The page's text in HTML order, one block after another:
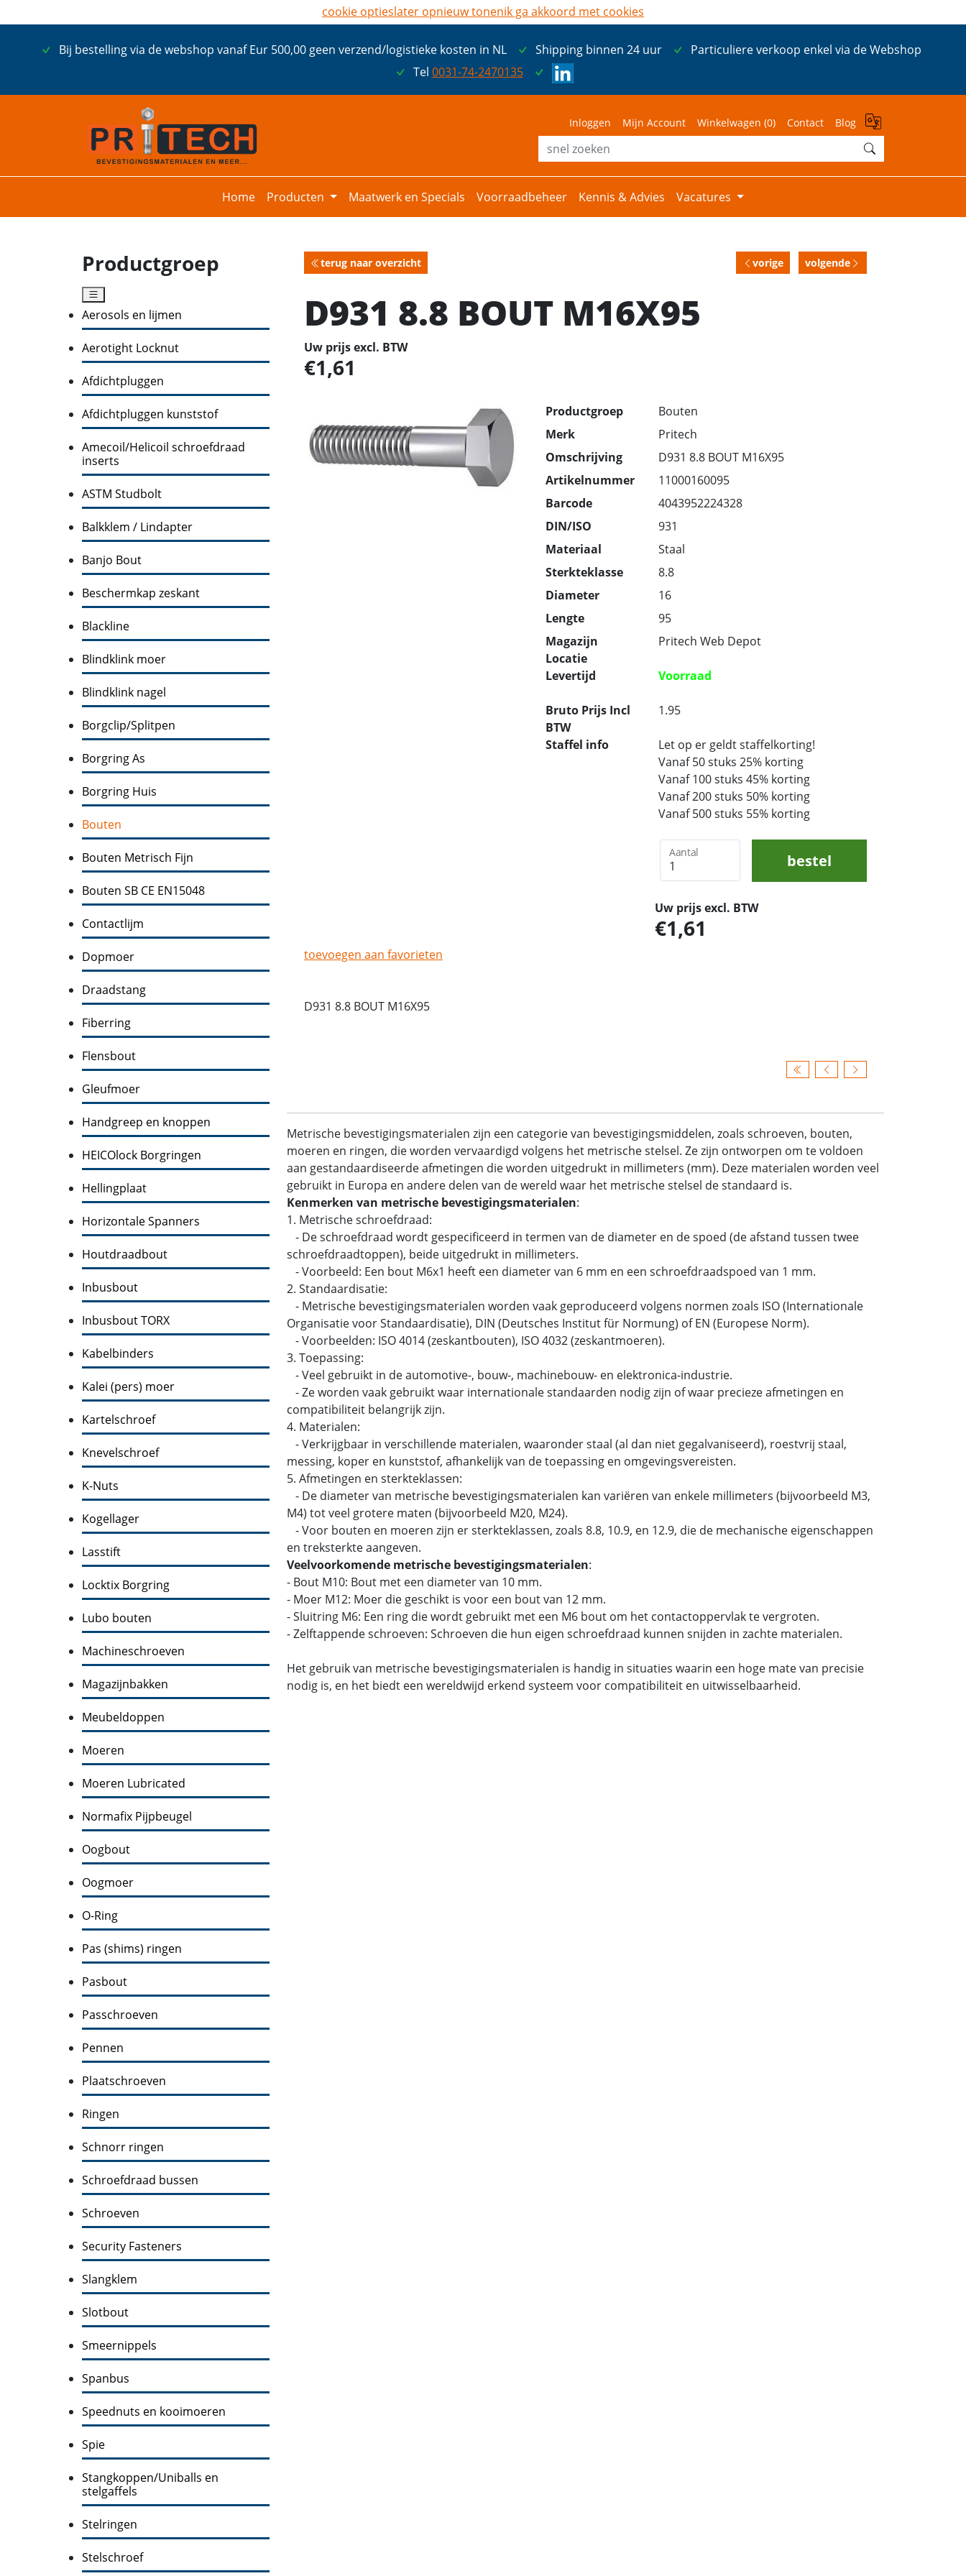
Bij bestelling via de webshop vanaf Eur 500,00 geen verzend/logistieke kosten in NL Shipping binnen 24 uur
Particuliere verkoop enkel via de Webshop
Tel 0031-74-2470135
Inloggen Mijn Account Winkelwagen (0) Contact Blog
Home Producten Maatwerk en Specials Voorraadbeheer Kennis & Advies Vacatures
Productgroep
Aerosols en lijmen
Aerotight Locknut
Afdichtpluggen
Afdichtpluggen kunststof
Amecoil/Helicoil schroefdraad
inserts
ASTM Studbolt
Balkklem / Lindapter
Banjo Bout
Beschermkap zeskant
Blackline
Blindklink moer
Blindklink nagel
Borgclip/Splitpen
Borgring As
Borgring Huis
Bouten
Bouten Metrisch Fijn
Bouten SB CE EN15048
Contactlijm
Dopmoer
Draadstang
Fiberring
Flensbout
Gleufmoer
Handgreep en knoppen
HEICOlock Borgringen
Hellingplaat
Horizontale Spanners
Houtdraadbout
Inbusbout
Inbusbout TORX
Kabelbinders
Kalei (pers) moer
Kartelschroef
Knevelschroef
K-Nuts
Kogellager
Lasstift
Locktix Borgring
Lubo bouten
Machineschroeven
Magazijnbakken
Meubeldoppen
Moeren
Moeren Lubricated
Normafix Pijpbeugel
Oogbout
Oogmoer
O-Ring
Pas (shims) ringen
Pasbout
Passchroeven
Pennen
Plaatschroeven
Ringen
Schnorr ringen
Schroefdraad bussen
Schroeven
Security Fasteners
Slangklem
Slotbout
Smeernippels
Spanbus
Speednuts en kooimoeren
Spie
Stangkoppen/Uniballs en
stelgaffels
Stelringen
Stelschroef
terug naar overzicht vorige volgende
D931 8.8 BOUT M16X95
Uw prijs excl. BTW
1,61
Productgroep
Bouten
Merk
Pritech
Omschrijving
D931 8.8 BOUT M16X95
Artikelnummer
11000160095
Barcode
4043952224328
DIN/ISO
931
Materiaal
Staal
Sterkteklasse
8.8
Diameter
16
Lengte
95
Magazijn
Locatie
Pritech Web Depot
Levertijd Voorraad
Bruto Prijs Incl
BTW
1.95
Staffel info
Let op er geldt staffelkorting!
Vanaf 50 stuks 25% korting
Vanaf 100 stuks 45% korting
Vanaf 200 stuks 50% korting
Vanaf 500 stuks 55% korting
Aantal bestel
Uw prijs excl. BTW
1,61
toevoegen aan favorieten
D931 8.8 BOUT M16X95
Metrische bevestigingsmaterialen zijn een categorie van bevestigingsmiddelen, zoals schroeven, bouten,
moeren en ringen, die worden vervaardigd volgens het metrische stelsel. Ze zijn ontworpen om te voldoen
aan gestandaardiseerde afmetingen die worden uitgedrukt in millimeters (mm). Deze materialen worden veel
gebruikt in Europa en andere delen van de wereld waar het metrische stelsel de standaard is.
Kenmerken van metrische bevestigingsmaterialen:
1. Metrische schroefdraad:
- De schroefdraad wordt gespecificeerd in termen van de diameter en de spoed (de afstand tussen twee
schroefdraadtoppen), beide uitgedrukt in millimeters.
- Voorbeeld: Een bout M6x1 heeft een diameter van 6 mm en een schroefdraadspoed van 1 mm.
2. Standaardisatie:
- Metrische bevestigingsmaterialen worden vaak geproduceerd volgens normen zoals ISO (Internationale
Organisatie voor Standaardisatie), DIN (Deutsches Institut für Normung) of EN (Europese Norm).
- Voorbeelden: ISO 4014 (zeskantbouten), ISO 4032 (zeskantmoeren).
3. Toepassing:
- Veel gebruikt in de automotive-, bouw-, machinebouw- en elektronica-industrie.
- Ze worden vaak gebruikt waar internationale standaarden nodig zijn of waar precieze afmetingen en
compatibiliteit belangrijk zijn.
4. Materialen:
- Verkrijgbaar in verschillende materialen, waaronder staal (al dan niet gegalvaniseerd), roestvrij staal,
messing, koper en kunststof, afhankelijk van de toepassing en omgevingsvereisten.
5. Afmetingen en sterkteklassen:
- De diameter van metrische bevestigingsmaterialen kan variëren van enkele millimeters (bijvoorbeeld M3,
M4) tot veel grotere maten (bijvoorbeeld M20, M24).
- Voor bouten en moeren zijn er sterkteklassen, zoals 8.8, 10.9, en 12.9, die de mechanische eigenschappen
en treksterkte aangeven.
Veelvoorkomende metrische bevestigingsmaterialen:
- Bout M10: Bout met een diameter van 10 mm.
- Moer M12: Moer die geschikt is voor een bout van 12 mm.
- Sluitring M6: Een ring die wordt gebruikt met een M6 bout om het contactoppervlak te vergroten.
- Zelftappende schroeven: Schroeven die hun eigen schroefdraad kunnen snijden in zachte materialen.
Het gebruik van metrische bevestigingsmaterialen is handig in situaties waarin een hoge mate van precisie
nodig is, en het biedt een wereldwijd erkend systeem voor compatibiliteit en uitwisselbaarheid.
cookie optieslater opnieuw tonenik ga akkoord met cookies